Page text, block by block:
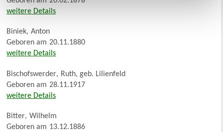
weitere Details
Biniek, Anton
Geboren am 20.11.1880
weitere Details
Bischofswerder, Ruth, geb. Lilienfeld
Geboren am 28.11.1917
weitere Details
Bitter, Wilhelm
Geboren am 13.12.1886